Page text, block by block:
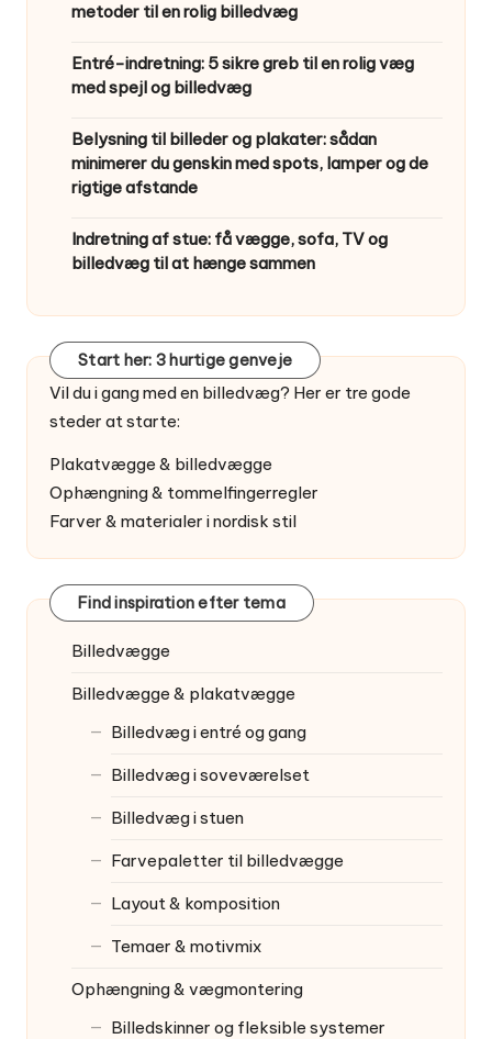
metoder til en rolig billedvæg
Entré-indretning: 5 sikre greb til en rolig væg
med spejl og billedvæg
Belysning til billeder og plakater: sådan
minimerer du genskin med spots, lamper og de
rigtige afstande
Indretning af stue: få vægge, sofa, TV og
billedvæg til at hænge sammen
Start her: 3 hurtige genveje
Vil du i gang med en billedvæg? Her er tre gode
steder at starte:
Plakatvægge & billedvægge
Ophængning & tommelfingerregler
Farver & materialer i nordisk stil
Find inspiration efter tema
Billedvægge
Billedvægge & plakatvægge
Billedvæg i entré og gang
Billedvæg i soveværelset
Billedvæg i stuen
Farvepaletter til billedvægge
Layout & komposition
Temaer & motivmix
Ophængning & vægmontering
Billedskinner og fleksible systemer